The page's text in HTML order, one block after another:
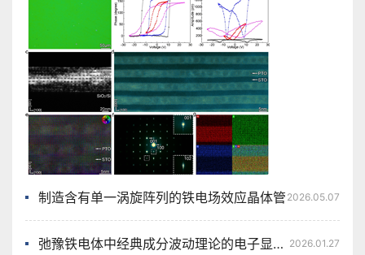
制造含有单一涡旋阵列的铁电场效应晶体管 2026.05.07
弛豫铁电体中经典成分波动理论的电子显微学新认识 2026.01.27